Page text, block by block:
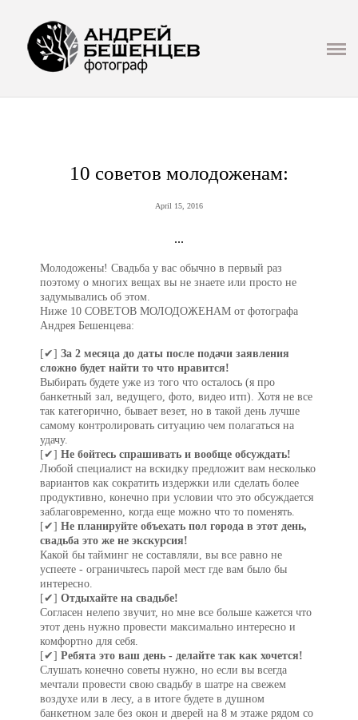
Презентация
ГЛАВНАЯ
РЕПОРТАЖ/МЕРОПРИЯТИЯ
ИНФО
МАСТЕР КЛАССЫ И ОБУЧЕНИЕ
ПОЛЕЗНОЕ
контакты
BORACAY
10 советов молодоженам:
April 15, 2016
...
Молодожены! Свадьба у вас обычно в первый раз
поэтому о многих вещах вы не знаете или просто не
задумывались об этом.
Ниже 10 СОВЕТОВ МОЛОДОЖЕНАМ от фотографа
Андрея Бешенцева:
[✔] За 2 месяца до даты после подачи заявления
сложно будет найти то что нравится!
Выбирать будете уже из того что осталось (я про
банкетный зал, ведущего, фото, видео итп). Хотя не все
так категорично, бывает везет, но в такой день лучше
самому контролировать ситуацию чем полагаться на
удачу.
[✔] Не бойтесь спрашивать и вообще обсуждать!
Любой специалист на вскидку предложит вам несколько
вариантов как сократить издержки или сделать более
продуктивно, конечно при условии что это обсуждается
заблаговременно, когда еще можно что то поменять.
[✔] Не планируйте объехать пол города в этот день,
свадьба это же не экскурсия!
Какой бы тайминг не составляли, вы все равно не
успеете - ограничьтесь парой мест где вам было бы
интересно.
[✔] Отдыхайте на свадьбе!
Согласен нелепо звучит, но мне все больше кажется что
этот день нужно провести максимально интересно и
комфортно для себя.
[✔] Ребята это ваш день - делайте так как хочется!
Слушать конечно советы нужно, но если вы всегда
мечтали провести свою свадьбу в шатре на свежем
воздухе или в лесу, а в итоге будете в душном
банкетном зале без окон и дверей на 8 м этаже рядом со